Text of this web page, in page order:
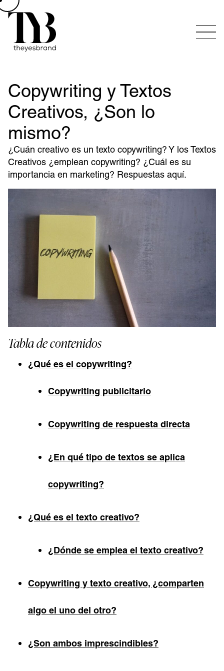
Copywriting y Textos
Creativos, ¿Son lo
mismo?
¿Cuán creativo es un texto copywriting? Y los Textos
Creativos ¿emplean copywriting? ¿Cuál es su
importancia en marketing? Respuestas aquí.
Tabla de contenidos
¿Qué es el copywriting?
Copywriting publicitario
Copywriting de respuesta directa
¿En qué tipo de textos se aplica
copywriting?
¿Qué es el texto creativo?
¿Dónde se emplea el texto creativo?
Copywriting y texto creativo, ¿comparten
algo el uno del otro?
¿Son ambos imprescindibles?